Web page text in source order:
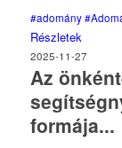
#adomány
Részletek
2025-11-27
Az
formája...